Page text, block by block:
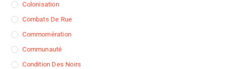
Colonisation
Combats De Rue
Commomération
Communauté
Condition Des Noirs